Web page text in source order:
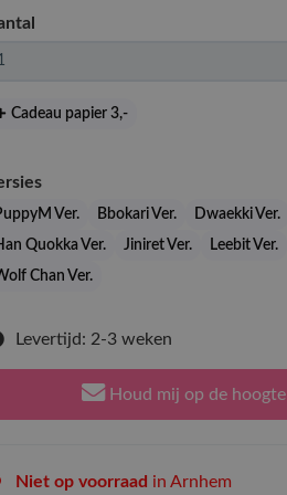
Cadeau papier 3,-
Ver. Bbokari Ver. Dwaekki Ver.
Quokka Ver.
Jiniret Ver.
Leebit Ver.
Chan Ver.
Levertijd: 2-3 weken
Houd mij op de hoogte
Niet op voorraad in Arnhem